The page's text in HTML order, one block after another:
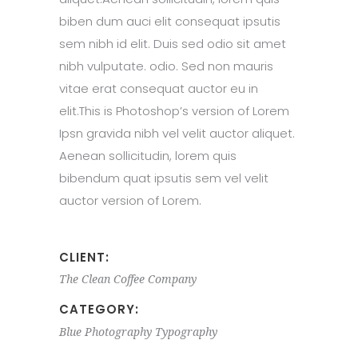
biben dum auci elit consequat ipsutis
sem nibh id elit. Duis sed odio sit amet
nibh vulputate. odio. Sed non mauris
vitae erat consequat auctor eu in
elit.This is Photoshop’s version of Lorem
Ipsn gravida nibh vel velit auctor aliquet.
Aenean sollicitudin, lorem quis
bibendum quat ipsutis sem vel velit
auctor version of Lorem.
CLIENT:
The Clean Coffee Company
CATEGORY:
Blue Photography Typography